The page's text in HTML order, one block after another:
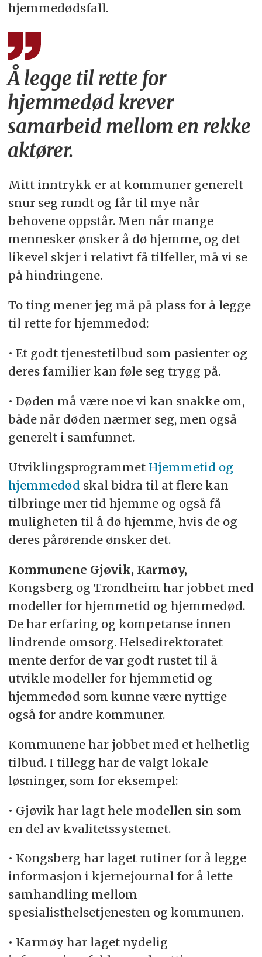
hjemmedødsfall.
Å legge til rette for
hjemmedød krever
samarbeid mellom en rekke
aktører.
Mitt inntrykk er at kommuner generelt
snur seg rundt og får til mye når
behovene oppstår. Men når mange
mennesker ønsker å dø hjemme, og det
likevel skjer i relativt få tilfeller, må vi se
på hindringene.
To ting mener jeg må på plass for å legge
til rette for hjemmedød:
• Et godt tjenestetilbud som pasienter og
deres familier kan føle seg trygg på.
• Døden må være noe vi kan snakke om,
både når døden nærmer seg, men også
generelt i samfunnet.
Utviklingsprogrammet Hjemmetid og
hjemmedød skal bidra til at flere kan
tilbringe mer tid hjemme og også få
muligheten til å dø hjemme, hvis de og
deres pårørende ønsker det.
Kommunene Gjøvik, Karmøy,
Kongsberg og Trondheim har jobbet med
modeller for hjemmetid og hjemmedød.
De har erfaring og kompetanse innen
lindrende omsorg. Helsedirektoratet
mente derfor de var godt rustet til å
utvikle modeller for hjemmetid og
hjemmedød som kunne være nyttige
også for andre kommuner.
Kommunene har jobbet med et helhetlig
tilbud. I tillegg har de valgt lokale
løsninger, som for eksempel:
• Gjøvik har lagt hele modellen sin som
en del av kvalitetssystemet.
• Kongsberg har laget rutiner for å legge
informasjon i kjernejournal for å lette
samhandling mellom
spesialisthelsetjenesten og kommunen.
• Karmøy har laget nydelig